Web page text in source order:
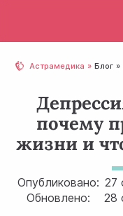
Астрамедика Блог
почему
жизни и
Опубликовано: 27
Обновлено:
28